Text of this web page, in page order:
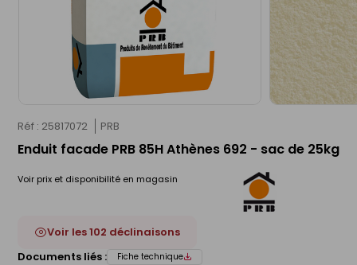
Réf : 25817072 PRB
Enduit facade PRB 85H Athènes 692 - sac de 25kg
Voir prix et disponibilité en magasin
Voir les 102 déclinaisons
Documents liés :
Fiche technique